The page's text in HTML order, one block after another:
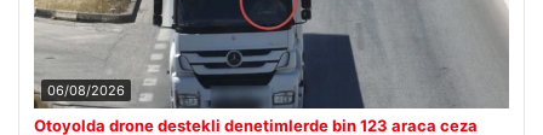
06/08/2026
Otoyolda drone destekli denetimlerde bin 123 araca ceza